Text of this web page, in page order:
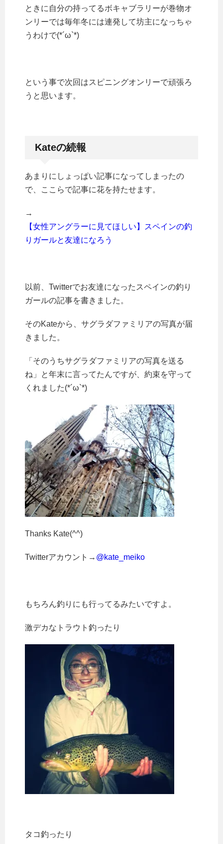
ときに自分の持ってるボキャブラリーが巻物オ
ンリーでは毎年冬には連発して坊主になっちゃ
うわけで(*´ω`*)
という事で次回はスピニングオンリーで頑張ろ
うと思います。
Kateの続報
あまりにしょっぱい記事になってしまったの
で、ここらで記事に花を持たせます。
→
【女性アングラーに見てほしい】スペインの釣
りガールと友達になろう
以前、Twitterでお友達になったスペインの釣り
ガールの記事を書きました。
そのKateから、サグラダファミリアの写真が届
きました。
「そのうちサグラダファミリアの写真を送る
ね」と年末に言ってたんですが、約束を守って
くれました(*´ω`*)
Thanks Kate(^^)
Twitterアカウント→ @kate_meiko
もちろん釣りにも行ってるみたいですよ。
激デカなトラウト釣ったり
タコ釣ったり